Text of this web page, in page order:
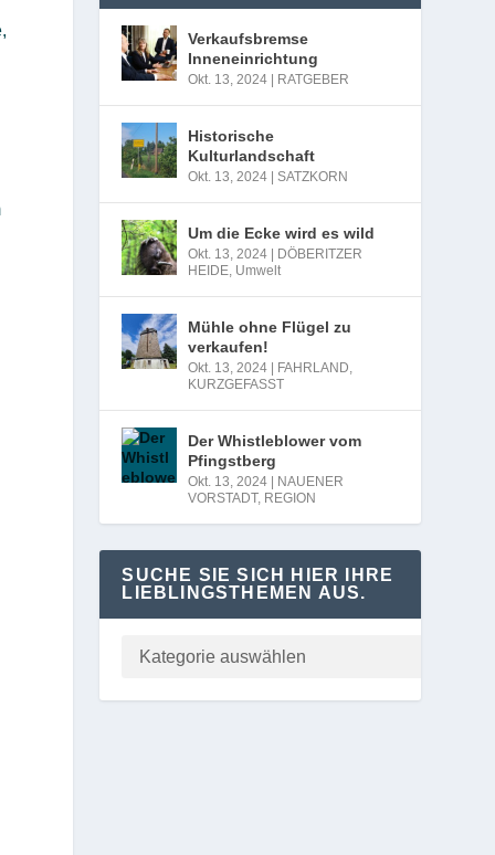
Verkaufsbremse
Inneneinrichtung
Okt. 13, 2024 RATGEBER
Historische
Kulturlandschaft
Okt. 13, 2024 |SATZKORN
Um die Ecke wird es wild
Okt. 13, 2024
DÖBERITZER
HEIDE, Umwelt
Mühle ohne Flügel zu
verkaufen!
Okt. 13, 2024 FAHRLAND,
KURZGEFASST
Der Whistleblower vom
Pfingstberg
Okt. 13, 2024
NAUENER
VORSTADT, REGION
SUCHE SIE SICH HIER IHRE
LIEBLINGSTHEMEN AUS.